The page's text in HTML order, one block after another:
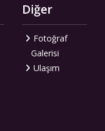
Diğer
Fotoğraf
Galerisi
Ulaşım